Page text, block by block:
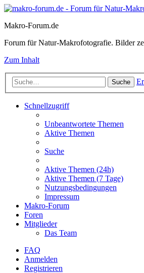
Makro-Forum.de
Forum für Natur-Makrofotografie. Bilder
Zum Inhalt
Suche
Schnellzugriff
Unbeantwortete Themen
Aktive Themen
Suche
Aktive Themen (24h)
Aktive Themen (7 Tage)
Nutzungsbedingungen
Impressum
Makro-Forum
Foren
Mitglieder
Das Team
FAQ
Anmelden
Registrieren